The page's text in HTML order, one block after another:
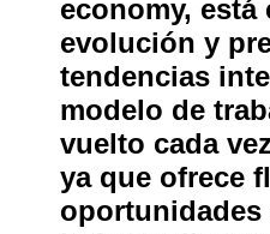
economy, está
evolución y
tendencias
modelo de
vuelto cada
ya que ofrece
oportunidades